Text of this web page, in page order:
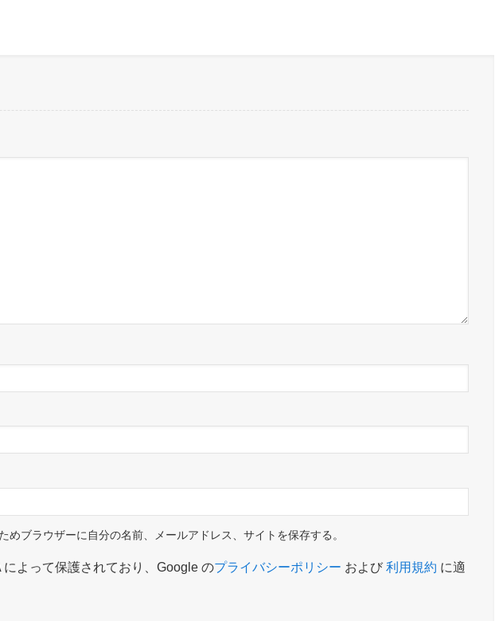
めブラウザーに自分の名前、メールアドレス、サイトを保存する。
よって保護されており、Google のプライバシーポリシー および 利用規約 に適